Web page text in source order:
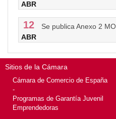
ABR
12
ABR
Se publica Anexo 2
Sitios de la Cámara
Cámara de Comercio de España
-
Programas de Garantía Juvenil
Emprendedoras